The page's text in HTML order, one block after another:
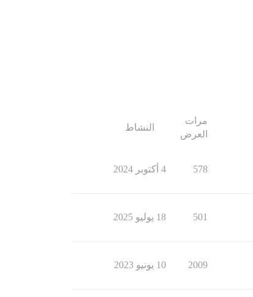
مرات
العرض
النشاط
578 4 أكتوبر 2024
501 18 يوليو 2025
2009 10 يونيو 2023